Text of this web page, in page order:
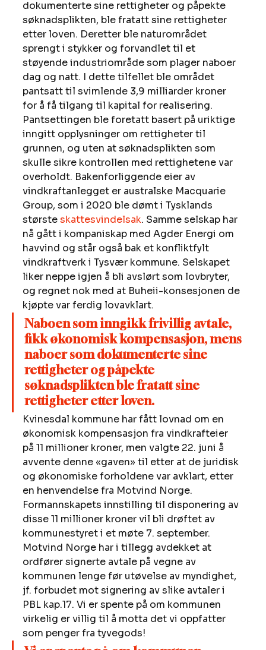
dokumenterte sine rettigheter og påpekte
søknadsplikten, ble fratatt sine rettigheter
etter loven. Deretter ble naturområdet
sprengt i stykker og forvandlet til et
støyende industriområde som plager naboer
dag og natt. I dette tilfellet ble området
pantsatt til svimlende 3,9 milliarder kroner
for å få tilgang til kapital for realisering.
Pantsettingen ble foretatt basert på uriktige
inngitt opplysninger om rettigheter til
grunnen, og uten at søknadsplikten som
skulle sikre kontrollen med rettighetene var
overholdt. Bakenforliggende eier av
vindkraftanlegget er australske Macquarie
Group, som i 2020 ble dømt i Tysklands
største skattesvindelsak. Samme selskap har
nå gått i kompaniskap med Agder Energi om
havvind og står også bak et konfliktfylt
vindkraftverk i Tysvær kommune. Selskapet
liker neppe igjen å bli avslørt som lovbryter,
og regnet nok med at Buheii-konsesjonen de
kjøpte var ferdig lovavklart.
Naboen som inngikk frivillig avtale,
fikk økonomisk kompensasjon, mens
naboer som dokumenterte sine
rettigheter og påpekte
søknadsplikten ble fratatt sine
rettigheter etter loven.
Kvinesdal kommune har fått lovnad om en
økonomisk kompensasjon fra vindkrafteier
på 11 millioner kroner, men valgte 22. juni å
avvente denne «gaven» til etter at de juridisk
og økonomiske forholdene var avklart, etter
en henvendelse fra Motvind Norge.
Formannskapets innstilling til disponering av
disse 11 millioner kroner vil bli drøftet av
kommunestyret i et møte 7. september.
Motvind Norge har i tillegg avdekket at
ordfører signerte avtale på vegne av
kommunen lenge før utøvelse av myndighet,
jf. forbudet mot signering av slike avtaler i
PBL kap.17. Vi er spente på om kommunen
virkelig er villig til å motta det vi oppfatter
som penger fra tyvegods!